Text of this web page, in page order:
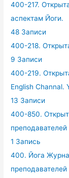
400-217.
аспектам Йоги.
48 Записи
400-218.
9 Записи
400-219.
English Channal.
13 Записи
400-850.
преподавателей
1 Запись
400. Йога
преподавателей